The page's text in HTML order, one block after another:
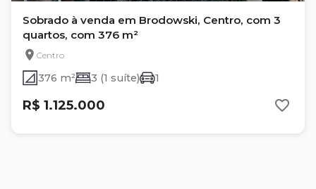
Sobrado à venda em Brodowski, Centro, com 3
quartos, com 376 m²
Centro
376 m² 3 (1 suíte) 1
R$ 1.125.000